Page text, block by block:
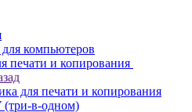
компьютеров
печати и копирования
для печати и копирования
в-одном)